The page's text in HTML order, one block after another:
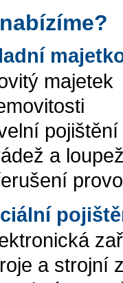
majetek
pojištění
a
a strojní